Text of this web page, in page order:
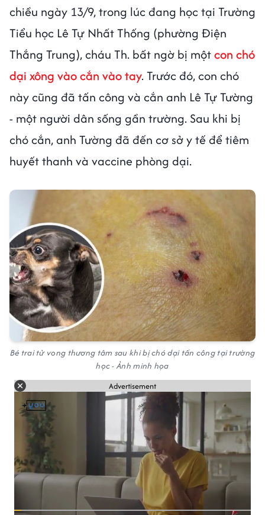
chiều ngày 13/9, trong lúc đang học tại Trường
Tiểu học Lê Tự Nhất Thống (phường Điện
Thắng Trung), cháu Th. bất ngờ bị mộtcon chó
dại xông vào cắn vào tay. Trước đó, con chó
này cũng đã tấn công và cắn anh Lê Tự Tường
- một người dân sống gần trường. Sau khi bị
chó cắn, anh Tường đã đến cơ sở y tế để tiêm
huyết thanh và vaccine phòng dại.
Bé trai tử vong thương tâm sau khi bị chó dại tấn công tại trường
học - Ảnh minh họa
Advertisement